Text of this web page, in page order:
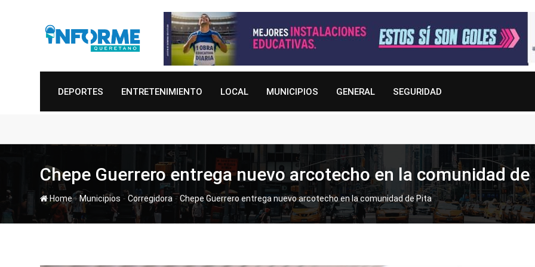
DEPORTES ENTRETENIMIENTO LOCAL MUNICIPIOS GENERAL SEGURIDAD
Chepe Guerrero entrega nuevo arcotecho en la comunidad de
Home- Municipios - Corregidora -Chepe Guerrero entrega nuevo arcotecho en la comunidad de Pita